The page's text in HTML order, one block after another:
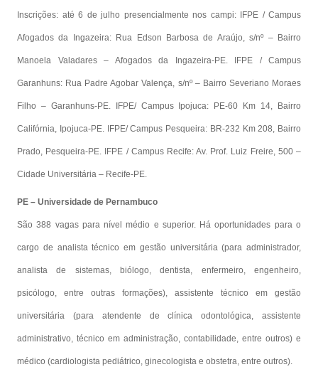
Inscrições: até 6 de julho presencialmente nos campi: IFPE / Campus
Afogados da Ingazeira: Rua Edson Barbosa de Araújo, s/nº – Bairro
Manoela Valadares – Afogados da Ingazeira-PE. IFPE / Campus
Garanhuns: Rua Padre Agobar Valença, s/nº – Bairro Severiano Moraes
Filho – Garanhuns-PE. IFPE/ Campus Ipojuca: PE-60 Km 14, Bairro
Califórnia, Ipojuca-PE. IFPE/ Campus Pesqueira: BR-232 Km 208, Bairro
Prado, Pesqueira-PE. IFPE / Campus Recife: Av. Prof. Luiz Freire, 500 –
Cidade Universitária – Recife-PE.
PE – Universidade de Pernambuco
São 388 vagas para nível médio e superior. Há oportunidades para o
cargo de analista técnico em gestão universitária (para administrador,
analista de sistemas, biólogo, dentista, enfermeiro, engenheiro,
psicólogo, entre outras formações), assistente técnico em gestão
universitária (para atendente de clínica odontológica, assistente
administrativo, técnico em administração, contabilidade, entre outros) e
médico (cardiologista pediátrico, ginecologista e obstetra, entre outros).